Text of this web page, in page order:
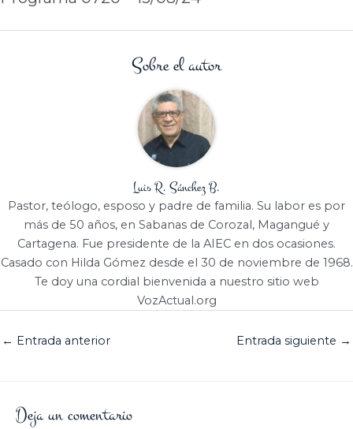
Sobre el autor
Luis R. Sánchez B.
Pastor, teólogo, esposo y padre de familia. Su labor es por
más de 50 años, en Sabanas de Corozal, Magangué y
Cartagena. Fue presidente de la AIEC en dos ocasiones.
Casado con Hilda Gómez desde el 30 de noviembre de 1968.
Te doy una cordial bienvenida a nuestro sitio web
VozActual.org
← Entrada anterior Entrada siguiente →
Deja un comentario